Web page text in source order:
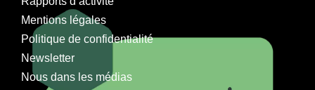
Mentions légales
Politique de confidentialité
Newsletter
Nous dans les médias